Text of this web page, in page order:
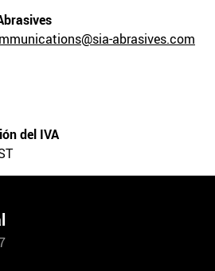
abrasives.com
del IVA